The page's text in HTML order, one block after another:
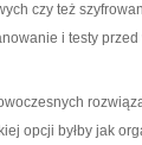
czy też
i testy
opcji byłby jak